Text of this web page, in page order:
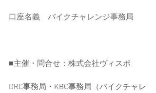
口座名義　バイクチャレンジ事務局
■主催・問合せ：株式会社ヴィスポ
DRC事務局・KBC事務局（バイクチャレ